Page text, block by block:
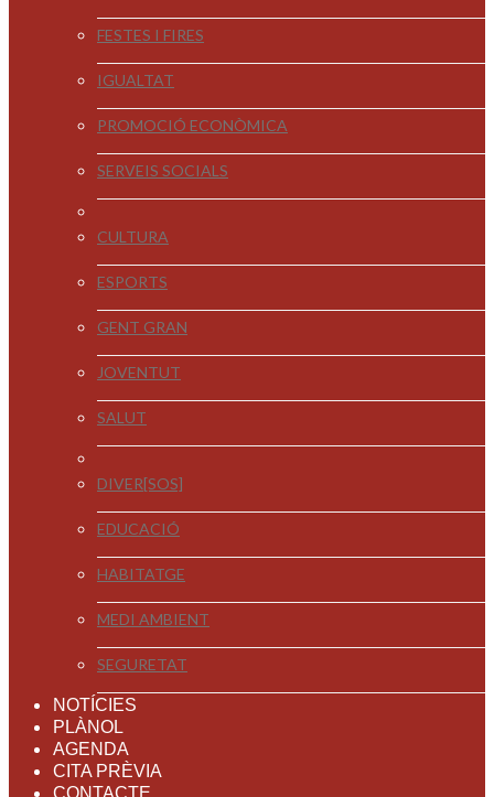
FESTES I FIRES
IGUALTAT
PROMOCIÓ ECONÒMICA
SERVEIS SOCIALS
CULTURA
ESPORTS
GENT GRAN
JOVENTUT
SALUT
DIVER[SOS]
EDUCACIÓ
HABITATGE
MEDI AMBIENT
SEGURETAT
NOTÍCIES
PLÀNOL
AGENDA
CITA PRÈVIA
CONTACTE